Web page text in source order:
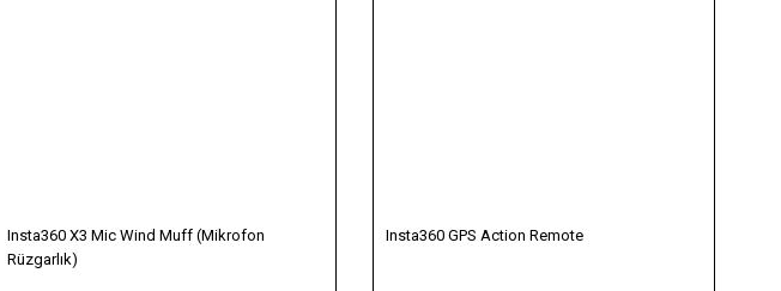
Insta360 X3 Mic Wind Muff (Mikrofon
Rüzgarlık)
Insta360 GPS Action Remote